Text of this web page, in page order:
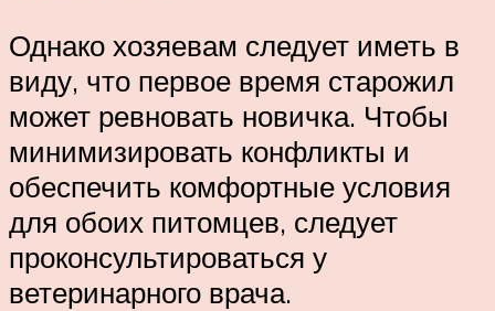
Однако хозяевам следует иметь в
виду, что первое время старожил
может ревновать новичка. Чтобы
минимизировать конфликты и
обеспечить комфортные условия
для обоих питомцев, следует
проконсультироваться у
ветеринарного врача.